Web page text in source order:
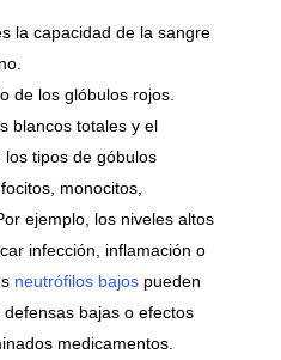
la capacidad de la sangre
de los glóbulos rojos.
blancos totales y el
tipos de góbulos
monocitos,
ejemplo, los niveles altos
infección, inflamación o
neutrófilos bajospueden
bajas o efectos
medicamentos.